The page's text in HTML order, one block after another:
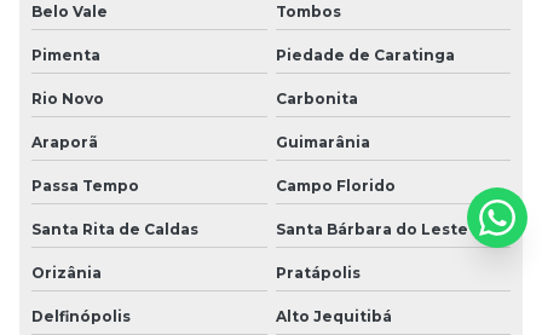
Belo Vale Tombos
Pimenta Piedade de Caratinga
Rio Novo Carbonita
Araporã Guimarânia
Passa Tempo Campo Florido
Santa Rita de Caldas Santa Bárbara do Leste
Orizânia Pratápolis
Delfinópolis Alto Jequitibá